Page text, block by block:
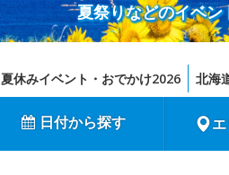
夏祭りなどのイベ
夏休みイベント・おでかけ2026 北海
日付から探す